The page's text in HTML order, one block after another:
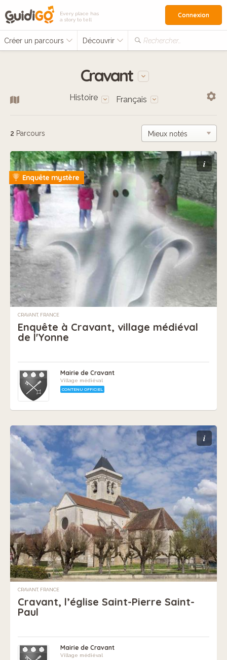
Every place has
a story to tell
Créer un parcours Découvrir Rechercher…
Connexion
Cravant
Histoire Français
2 Parcours
i
Enquête mystère
CRAVANT, FRANCE
Enquête à Cravant, village médiéval
de l'Yonne
Mairie de Cravant
Village médiéval
CONTENU OFFICIEL
i
CRAVANT, FRANCE
Cravant, l’église Saint-Pierre Saint-
Paul
Mairie de Cravant
Village médiéval